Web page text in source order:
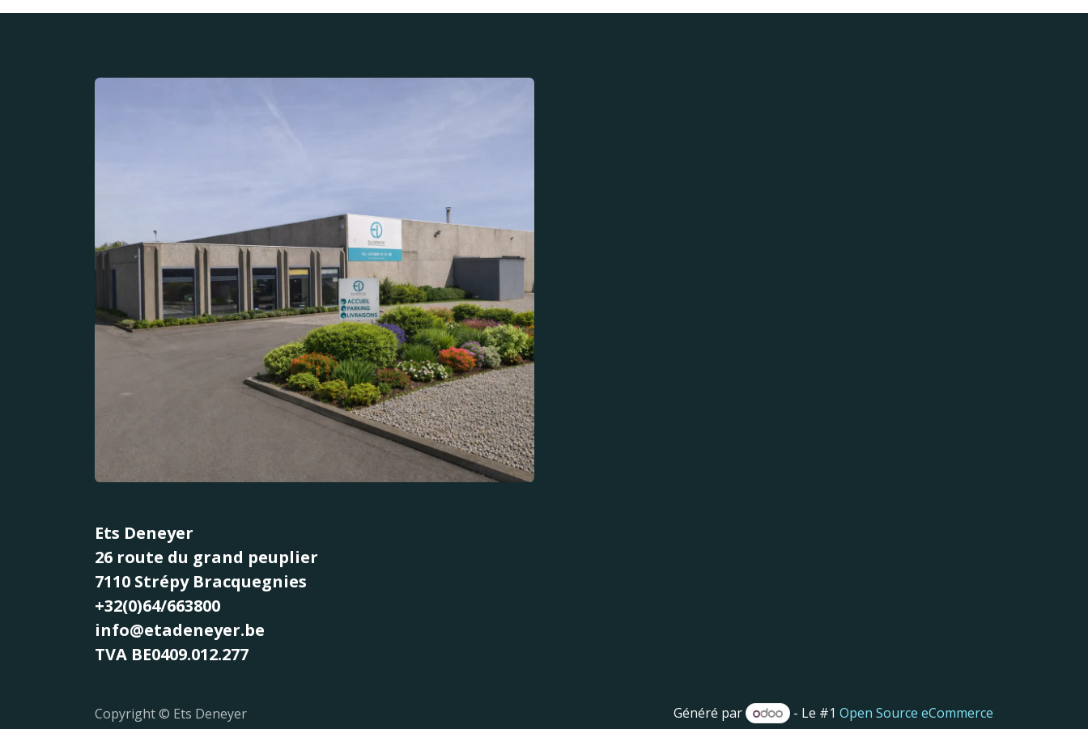
Ets Deneyer
26 route du grand peuplier
7110 Strépy Bracquegnies
+32(0)64/663800
info@etadeneyer.be
TVA BE0409.012.277
Copyright © Ets Deneyer Généré par - Le #1 Open Source eCommerce